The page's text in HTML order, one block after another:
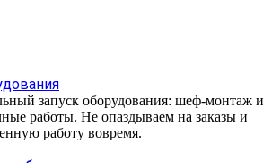
запуск оборудования: шеф-монтаж и
работы. Не опаздываем на заказы и
работу вовремя.